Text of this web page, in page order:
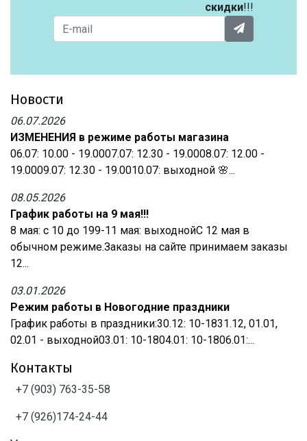
скидки!!!
Новости
06.07.2026
ИЗМЕНЕНИЯ в режиме работы магазина
06.07: 10.00 - 19.0007.07: 12.30 - 19.0008.07: 12.00 -
19.0009.07: 12.30 - 19.0010.07: выходной 🌸...
08.05.2026
График работы на 9 мая!!!
8 мая: с 10 до 199-11 мая: выходнойС 12 мая в
обычном режиме.Заказы на сайте принимаем заказы
12...
03.01.2026
Режим работы в Новогодние праздники
График работы в праздники:30.12: 10-1831.12, 01.01,
02.01 - выходной03.01: 10-1804.01: 10-1806.01:...
Контакты
+7 (903) 763-35-58
+7 (926)174-24-44